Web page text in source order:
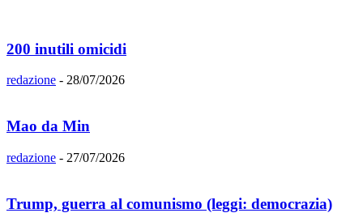
200 inutili omicidi
redazione - 28/07/2026
Mao da Min
redazione - 27/07/2026
Trump, guerra al comunismo (leggi: democrazia)